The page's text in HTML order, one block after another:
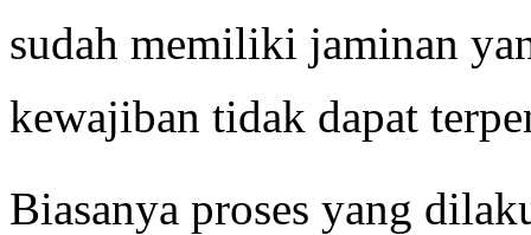
sudah memiliki jaminan
kewajiban tidak dapat
Biasanya proses yang